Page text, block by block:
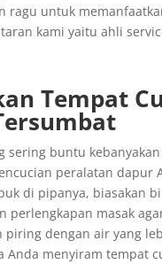
ragu untuk
kami yaitu ahli
Tempat
sering buntu
peralatan dapur
di pipanya, biasakan
perlengkapan masak
piring dengan air yang
Anda menyiram tempat